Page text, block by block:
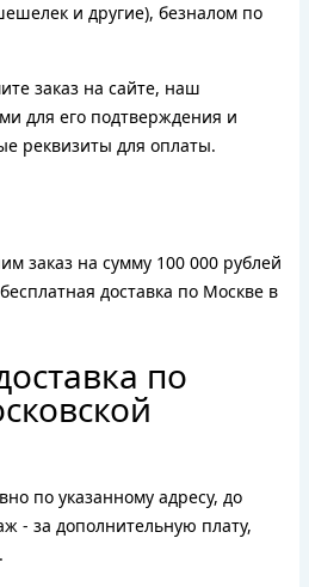
и другие), безналом по
заказ на сайте, наш
для его подтверждения и
реквизиты для оплаты.
заказ на сумму 100 000 рублей
доставка по Москве в
по
по указанному адресу, до
- за дополнительную плату,